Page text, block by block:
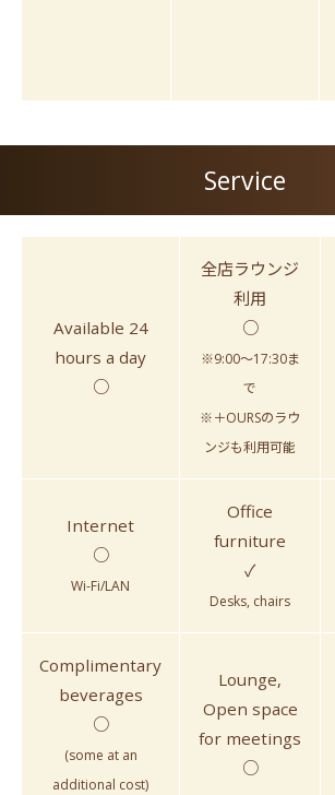
Service
Available 24
hours a day
○
全店ラウンジ
利用
○
※9:00～17:30ま
で
※＋OURSのラウ
ンジも利用可能
Internet
○
Wi-Fi/LAN
Office
furniture
✓
Desks, chairs
Complimentary
beverages
○
(some at an
additional cost)
Lounge,
Open space
for meetings
○